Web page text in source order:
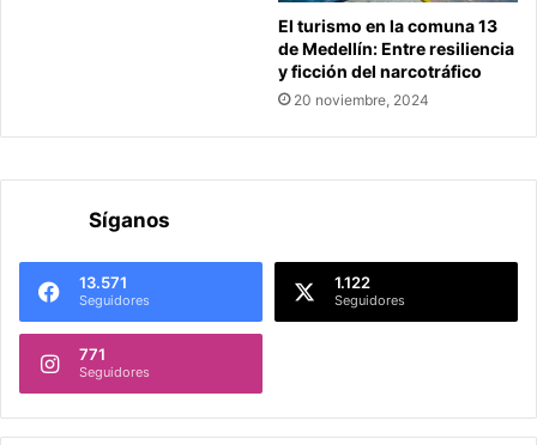
El turismo en la comuna 13
de Medellín: Entre resiliencia
y ficción del narcotráfico
20 noviembre, 2024
Síganos
13.571
Seguidores
1.122
Seguidores
771
Seguidores